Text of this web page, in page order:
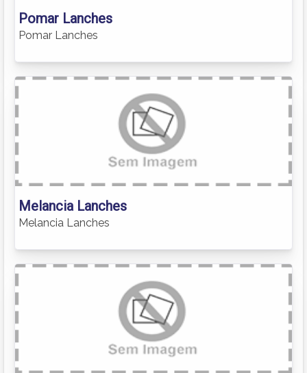
Pomar Lanches
Pomar Lanches
Melancia Lanches
Melancia Lanches